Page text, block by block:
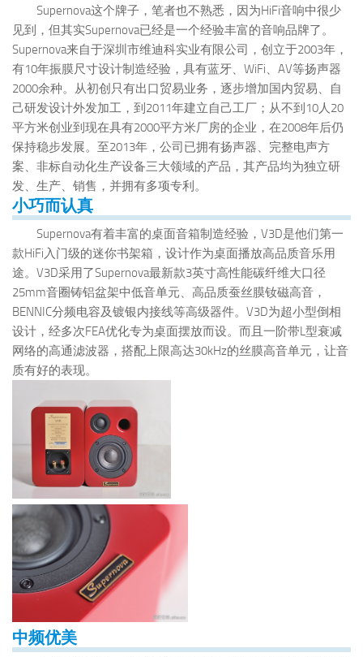
Supernova这个牌子，笔者也不熟悉，因为HiFi音响中很少
见到，但其实Supernova已经是一个经验丰富的音响品牌了。
Supernova来自于深圳市维迪科实业有限公司，创立于2003年，
有10年振膜尺寸设计制造经验，具有蓝牙、WiFi、AV等扬声器
2000余种。从初创只有出口贸易业务，逐步增加国内贸易、自
己研发设计外发加工，到2011年建立自己工厂；从不到10人20
平方米创业到现在具有2000平方米厂房的企业，在2008年后仍
保持稳步发展。至2013年，公司已拥有扬声器、完整电声方
案、非标自动化生产设备三大领域的产品，其产品均为独立研
发、生产、销售，并拥有多项专利。
小巧而认真
Supernova有着丰富的桌面音箱制造经验，V3D是他们第一
款HiFi入门级的迷你书架箱，设计作为桌面播放高品质音乐用
途。V3D采用了Supernova最新款3英寸高性能碳纤维大口径
25mm音圈铸铝盆架中低音单元、高品质蚕丝膜钕磁高音，
BENNIC分频电容及镀银内接线等高级器件。V3D为超小型倒相
设计，经多次FEA优化专为桌面摆放而设。而且一阶带L型衰减
网络的高通滤波器，搭配上限高达30kHz的丝膜高音单元，让音
质有好的表现。
中频优美